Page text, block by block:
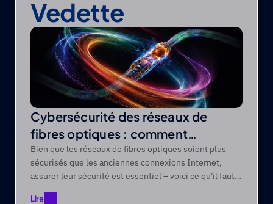
Vedette
Cybersécurité des réseaux de
fibres optiques : comment
protéger les réseaux de fibres
optiques contre les menaces
Bien que les réseaux de fibres optiques soient plus
sécurisés que les anciennes connexions Internet,
assurer leur sécurité est essentiel – voici ce qu'il faut
Lire